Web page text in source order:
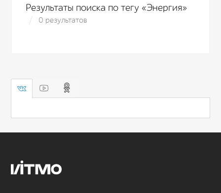
Результаты поиска по тегу «Энергия»
0 результатов